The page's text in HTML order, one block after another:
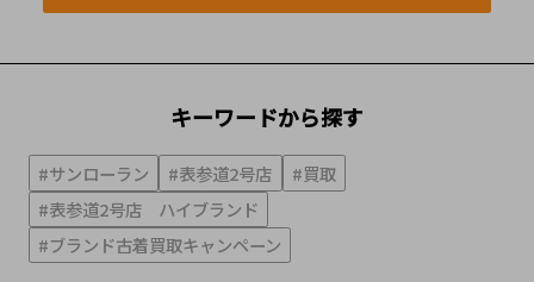
キーワードから探す
#サンローラン #表参道2号店
#買取
#表参道2号店 ハイブランド
#ブランド古着買取キャンペーン